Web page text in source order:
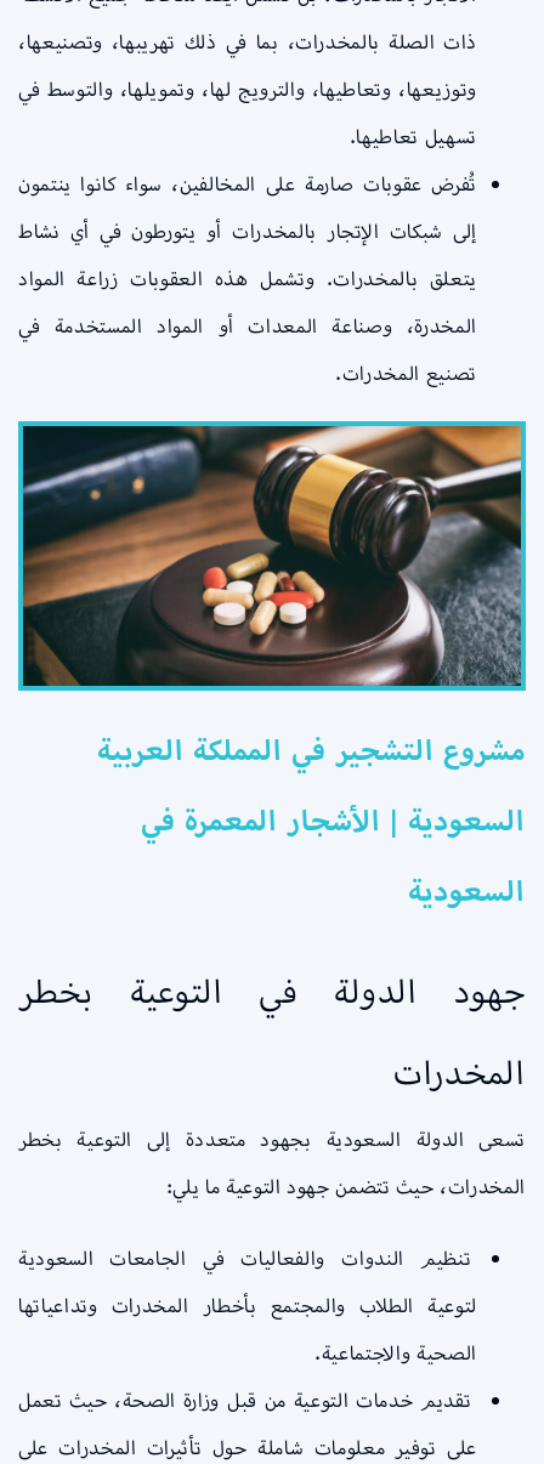
ذات الصلة بالمخدرات، بما في ذلك تهريبها، وتصنيعها،
وتوزيعها، وتعاطيها، والترويج لها، وتمويلها، والتوسط في
تسهيل تعاطيها.
تُفرض عقوبات صارمة على المخالفين، سواء كانوا ينتمون
إلى شبكات الإتجار بالمخدرات أو يتورطون في أي نشاط
يتعلق بالمخدرات. وتشمل هذه العقوبات زراعة المواد
المخدرة، وصناعة المعدات أو المواد المستخدمة في
تصنيع المخدرات.
مشروع التشجير في المملكة العربية
السعودية | الأشجار المعمرة في
السعودية
جهود الدولة في التوعية بخطر
المخدرات
تسعى الدولة السعودية بجهود متعددة إلى التوعية بخطر
المخدرات، حيث تتضمن جهود التوعية ما يلي:
تنظيم الندوات والفعاليات في الجامعات السعودية
لتوعية الطلاب والمجتمع بأخطار المخدرات وتداعياتها
الصحية والاجتماعية.
تقديم خدمات التوعية من قبل وزارة الصحة، حيث تعمل
على توفير معلومات شاملة حول تأثيرات المخدرات على